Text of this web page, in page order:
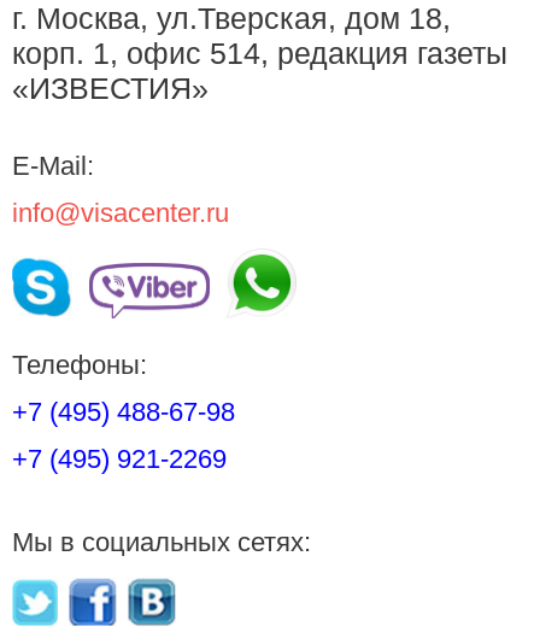
г. Москва, ул.Тверская, дом 18,
корп. 1, офис 514, редакция газеты
«ИЗВЕСТИЯ»
E-Mail:
info@visacenter.ru
Телефоны:
+7 (495) 488-67-98
+7 (495) 921-2269
Мы в социальных сетях: